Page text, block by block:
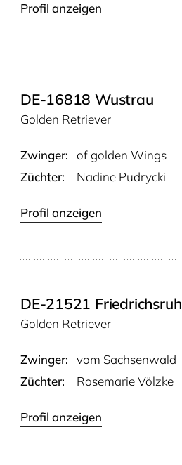
Profil anzeigen
DE-16818 Wustrau
Golden Retriever
Zwinger:
of gol­den Wings
Züchter:
Nadine Pudrycki
Profil anzeigen
DE-21521 Friedrichsruh
Golden Retriever
Zwinger:
vom Sach­sen­wald
Züchter:
Rosemarie Völzke
Profil anzeigen